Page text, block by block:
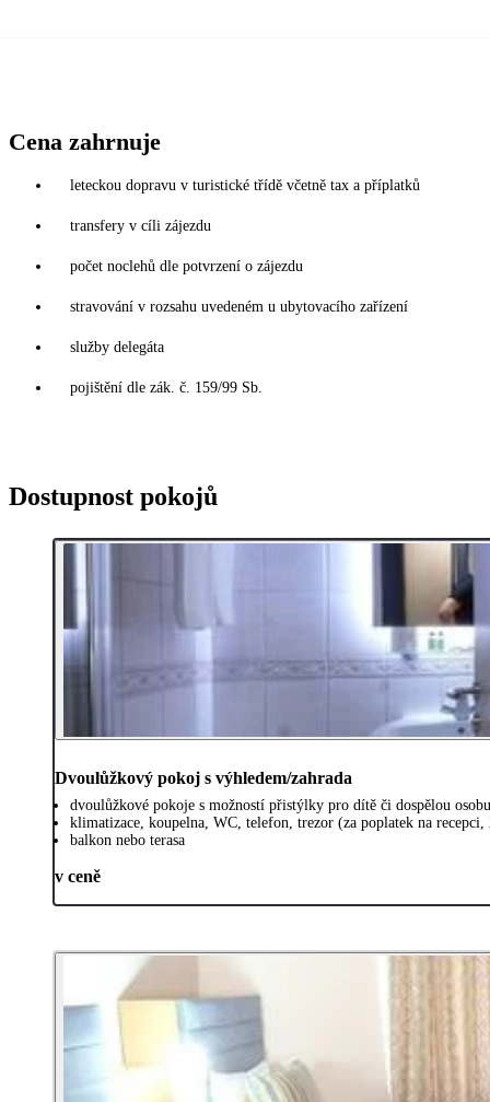
Cena zahrnuje
leteckou dopravu v turistické třídě včetně tax a příplatků
transfery v cíli zájezdu
počet noclehů dle potvrzení o zájezdu
stravování v rozsahu uvedeném u ubytovacího zařízení
služby delegáta
pojištění dle zák. č. 159/99 Sb.
Dostupnost pokojů
Dvoulůžkový pokoj s výhledem/zahrada
dvoulůžkové pokoje s možností přistýlky pro dítě či dospělou osobu
klimatizace, koupelna, WC, telefon, trezor (za poplatek na
balkon nebo terasa
v ceně